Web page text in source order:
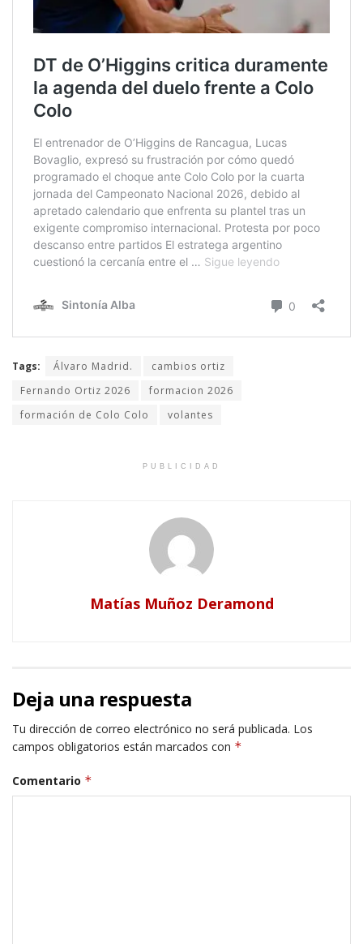
Tags: Álvaro Madrid.
cambios ortiz
Fernando Ortiz 2026
formacion 2026
formación de Colo Colo
volantes
PUBLICIDAD
Matías Muñoz Deramond
Deja una respuesta
Tu dirección de correo electrónico no será publicada. Los
campos obligatorios están marcados con *
Comentario *